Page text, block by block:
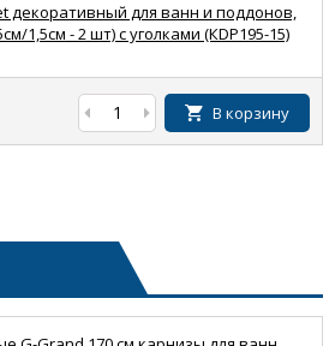
декоративный для ванн и поддонов,
1,5см - 2 шт) с уголками (КDP195-15)
В корзину